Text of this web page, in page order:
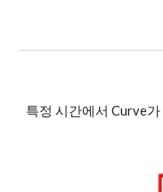
특정 시간에서 Curve